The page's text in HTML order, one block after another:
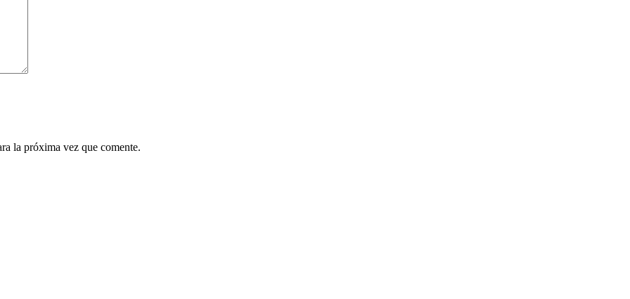
la próxima vez que comente.